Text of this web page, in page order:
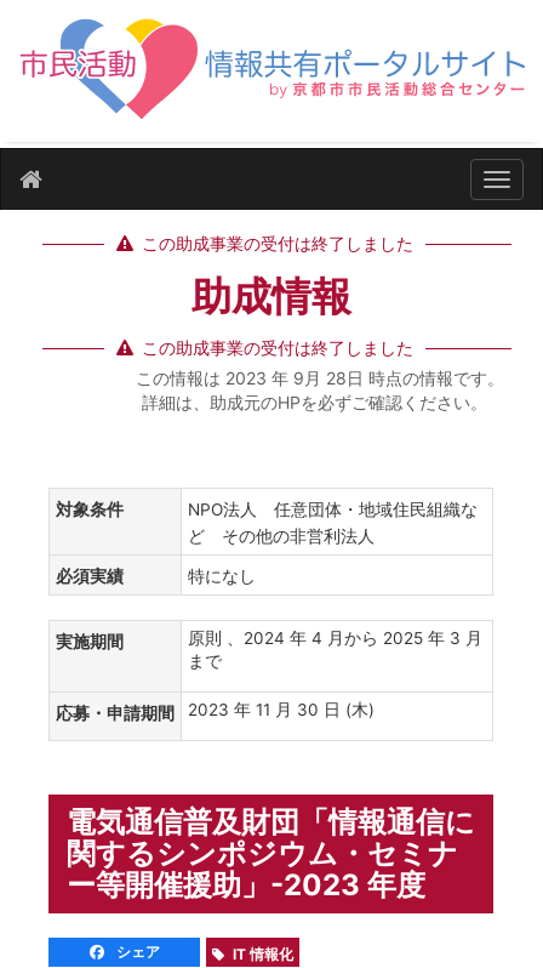
ナビ
この助成事業の受付は終了しました
助成情報
この助成事業の受付は終了しました
この情報は 2023 年 9月 28日 時点の情報です。
詳細は、助成元のHPを必ずご確認ください。
対象条件
NPO法人 任意団体・地域住民組織な
ど その他の非営利法人
必須実績 特になし
実施期間
原則 、2024 年 4 月から 2025 年 3 月
まで
応募・申請期間 2023 年 11 月 30 日 (木)
電気通信普及財団「情報通信に
関するシンポジウム・セミナ
ー等開催援助」-2023 年度
シェア IT 情報化